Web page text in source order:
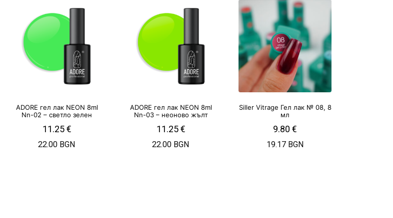
ADORE гел лак NEON 8ml
Nn-02 – светло зелен
11.25€
22.00 BGN
ADORE гел лак NEON 8ml
Nn-03 – неоново жълт
11.25€
22.00 BGN
Siller Vitrage Гел лак № 08, 8
мл
9.80€
19.17 BGN